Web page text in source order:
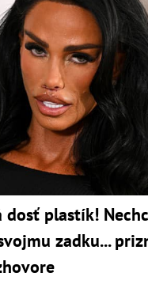
dosť plastík!
zadku...